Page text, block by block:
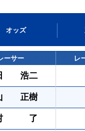
オッズ
ーサー レ
浩二
正樹
了